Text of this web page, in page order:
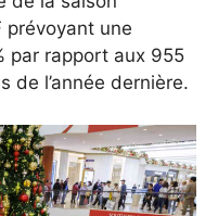
prévoyant une
par rapport aux 955
de l’année dernière.